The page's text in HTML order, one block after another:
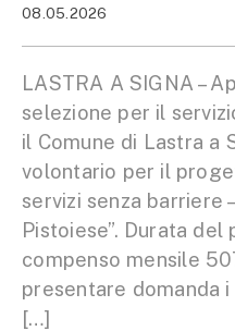
08.05.2026
LASTRA A SIGNA –
selezione per il
il Comune di Lastra a
volontario per il
servizi senza barriere
Pistoiese”. Durata del
compenso mensile
presentare domanda
[…]